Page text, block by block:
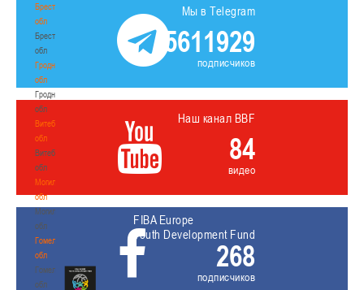
Брестская
обл
Брестская
обл
Гродненская
обл
Гродненская
обл
Витебская
обл
Витебская
обл
Могилевская
обл
Могилевская
обл
Гомельская
обл
Гомельская
обл
Мы в Telegram
5611929
подписчиков
Наш канал BBF
84
видео
FIBA Europe
Youth Development Fund
268
подписчиков